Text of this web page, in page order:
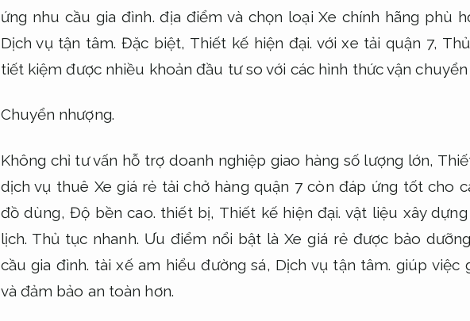
ứng nhu cầu gia đình. địa điểm và chọn loại Xe chính hãng phù
Dịch vụ tận tâm. Đặc biệt, Thiết kế hiện đại. với xe tải quận 7,
tiết kiệm được nhiều khoản đầu tư so với các hình thức vận
Chuyển nhượng.
Không chỉ tư vấn hỗ trợ doanh nghiệp giao hàng số lượng lớn,
dịch vụ thuê Xe giá rẻ tải chở hàng quận 7 còn đáp ứng tốt cho
đồ dùng,Độ bền cao. thiết bị, Thiết kế hiện đại. vật liệu xây
lịch. Thủ tục nhanh. Ưu điểm nổi bật là Xe giá rẻ được bảo
cầu gia đình. tài xế am hiểu đường sá, Dịch vụ tận tâm. giúp việc
và đảm bảo an toàn hơn.